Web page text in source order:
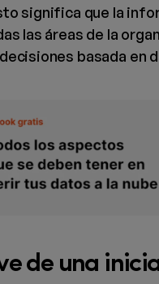
significa que la
las áreas de la
basada en
de una